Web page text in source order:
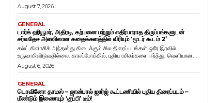
August 7, 2026
GENERAL
டார்க் ஹியூமர், அதிரடி, கற்பனை மற்றும் எதிர்பாராத திருப்பங்களுடன்
சர்வதேச அளவிலான கதைக்களத்தில் விரியும் ‘மூடர் கூடம் 2’
கல்ட் கிளாசிக் அந்தஸ்து கிடைக்கும் சில திரைப்படங்கள் ஒரே இரவில்
உருவாகிவிடுவதில்லை. காலப்போக்கில், புதிய ரசிகர்களை ஈர்த்து, வெளியான...
August 6, 2026
GENERAL
டொவினோ தாமஸ் – ஜான்பால் ஜார்ஜ் கூட்டணியில் புதிய திரைப்படம் –
மீண்டும் இணையும் ‘குப்பி’ டீம்!